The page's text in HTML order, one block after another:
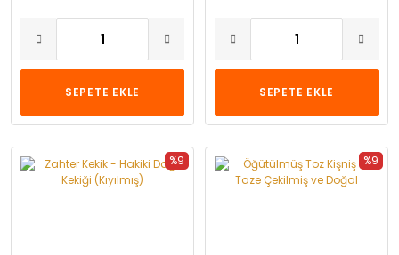
SEPETE EKLE SEPETE EKLE
%9 %9